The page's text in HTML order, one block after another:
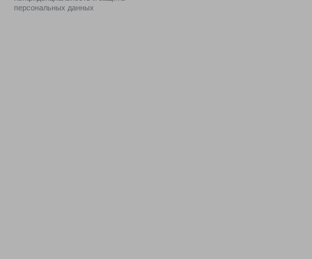
персональных данных